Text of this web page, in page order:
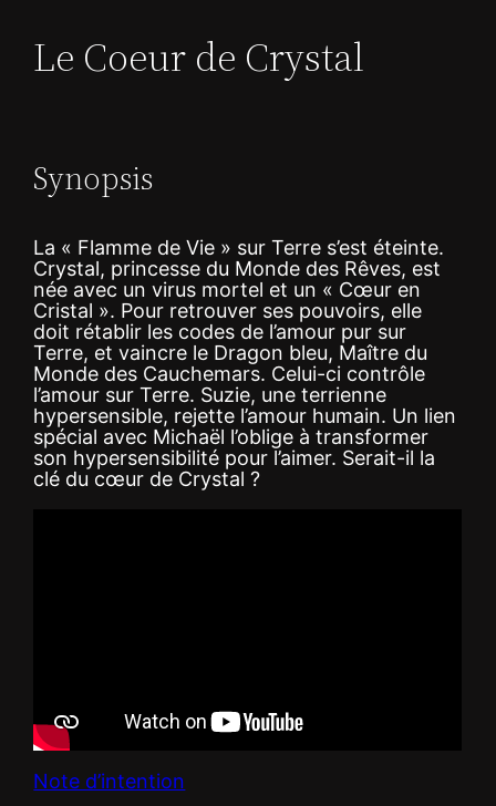
Le Coeur de Crystal
Synopsis
La « Flamme de Vie » sur Terre s’est éteinte.
Crystal, princesse du Monde des Rêves, est
née avec un virus mortel et un « Cœur en
Cristal ». Pour retrouver ses pouvoirs, elle
doit rétablir les codes de l’amour pur sur
Terre, et vaincre le Dragon bleu, Maître du
Monde des Cauchemars. Celui-ci contrôle
l’amour sur Terre. Suzie, une terrienne
hypersensible, rejette l’amour humain. Un lien
spécial avec Michaël l’oblige à transformer
son hypersensibilité pour l’aimer. Serait-il la
clé du cœur de Crystal ?
Note d’intention